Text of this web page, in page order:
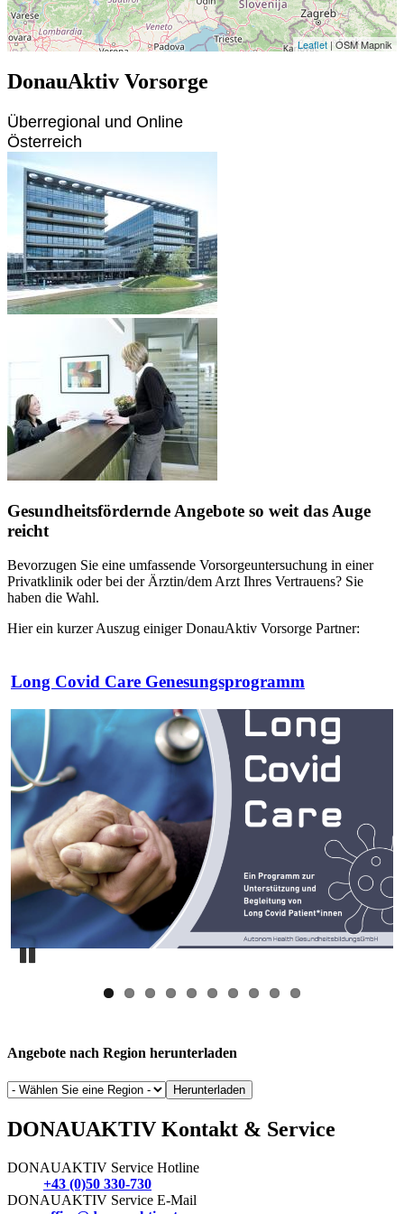
Leaflet| OSM Mapnik
DonauAktiv Vorsorge
Überregional und Online
Österreich
Gesundheitsfördernde Angebote so weit das Auge
reicht
Bevorzugen Sie eine umfassende Vorsorgeuntersuchung in einer
Privatklinik oder bei der Ärztin/dem Arzt Ihres Vertrauens? Sie
haben die Wahl.
Hier ein kurzer Auszug einiger DonauAktiv Vorsorge Partner:
Long Covid Care Genesungsprogramm
Health + Life Gesundheitsmanagement
MED9
haelsi - Gesundheit für die ganze Familie
Vorsorgeinstitut Dr. Petra Fabritz
Beim Arzt Ihrer Wahl
Privatklinik der Kreuzschwestern | Ordination Dr.
Ordination Dr. Julia Moser
Salvida Linz
Kompetenzcenter Gesundheit St. Stephan Wels
Angebote nach Region herunterladen
Herunterladen
DONAUAKTIV Kontakt & Service
DONAUAKTIV Service Hotline
+43 (0)50 330-730
DONAUAKTIV Service E-Mail